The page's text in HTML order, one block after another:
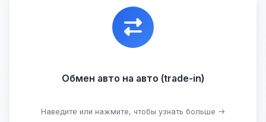
Обмен авто на авто (trade-in)
Наведите или нажмите, чтобы узнать больше →
Уникальная возможность обменять ваш
автомобиль с доплатой, подобрав вам
подходящий вариант.
Подобрать авто